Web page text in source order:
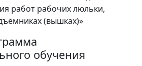
работ рабочих люльки,
(вышках)»
обучения